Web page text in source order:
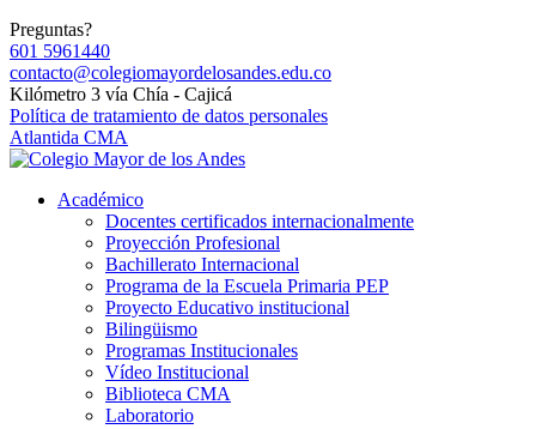
Preguntas?
601 5961440
contacto@colegiomayordelosandes.edu.co
Kilómetro 3 vía Chía - Cajicá
Política de tratamiento de datos personales
Atlantida CMA
Académico
Docentes certificados internacionalmente
Proyección Profesional
Bachillerato Internacional
Programa de la Escuela Primaria PEP
Proyecto Educativo institucional
Bilingüismo
Programas Institucionales
Vídeo Institucional
Biblioteca CMA
Laboratorio